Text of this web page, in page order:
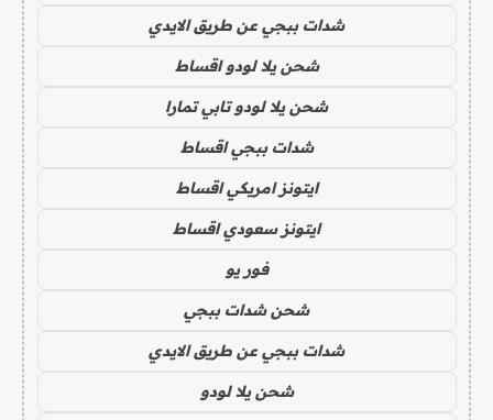
شدات ببجي عن طريق الايدي
شحن يلا لودو اقساط
شحن يلا لودو تابي تمارا
شدات ببجي اقساط
ايتونز امريكي اقساط
ايتونز سعودي اقساط
فور يو
شحن شدات ببجي
شدات ببجي عن طريق الايدي
شحن يلا لودو